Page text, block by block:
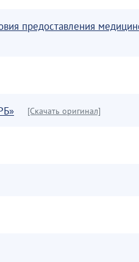
предоставления
[Скачать оригинал]